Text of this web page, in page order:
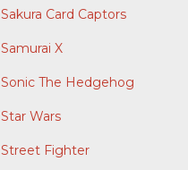
Sakura Card Captors
Samurai X
Sonic The Hedgehog
Star Wars
Street Fighter